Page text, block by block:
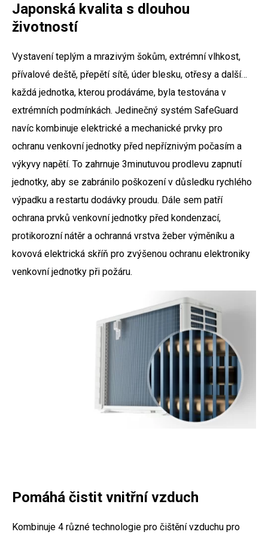
Japonská kvalita s dlouhou
životností
Vystavení teplým a mrazivým šokům, extrémní vlhkost,
přívalové deště, přepětí sítě, úder blesku, otřesy a další…
každá jednotka, kterou prodáváme, byla testována v
extrémních podmínkách. Jedinečný systém SafeGuard
navíc kombinuje elektrické a mechanické prvky pro
ochranu venkovní jednotky před nepříznivým počasím a
výkyvy napětí. To zahrnuje 3minutuvou prodlevu zapnutí
jednotky, aby se zabránilo poškození v důsledku rychlého
výpadku a restartu dodávky proudu. Dále sem patří
ochrana prvků venkovní jednotky před kondenzací,
protikorozní nátěr a ochranná vrstva žeber výměníku a
kovová elektrická skříň pro zvýšenou ochranu elektroniky
venkovní jednotky při požáru.
Pomáhá čistit vnitřní vzduch
Kombinuje 4 různé technologie pro čištění vzduchu pro